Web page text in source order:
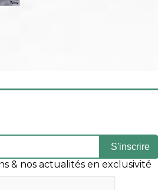
S'inscrire
& nos actualités en exclusivité